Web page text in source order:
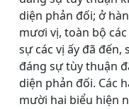
diện phản đối; ở
mươi vị, toàn bộ
sự các vị ấy đã đến,
đáng sự tùy thuận
diện phản đối. Các
mười hai biểu hiện